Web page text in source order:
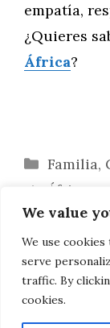
We value
We use
serve
traffic. By
cookies.
empatía,
¿Quieres
África?
Familia,
África
Artísticas
«África»
Conexión